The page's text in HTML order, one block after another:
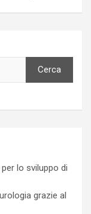
Cerca
lo sviluppo di
grazie al